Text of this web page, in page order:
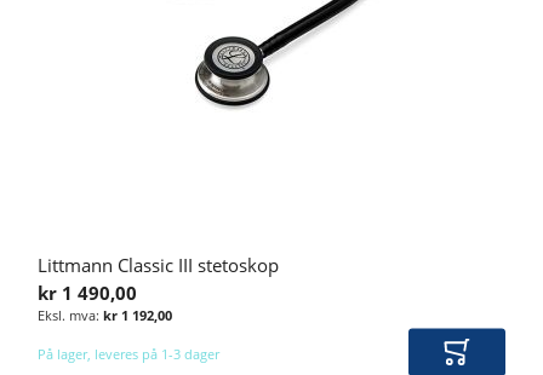
Littmann Classic III stetoskop
kr 1 490,00
kr 1 192,00
På lager, leveres på 1-3 dager Legg i